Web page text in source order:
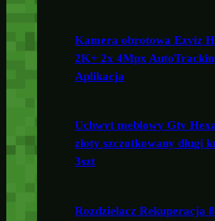
Kamera obrotowa Ezviz
2K+ 2x 4Mpx
Aplikacja
Uchwyt meblowy Gtv
złoty szczotkowany długi
3szt
Rozdzielacz Rekuperacja